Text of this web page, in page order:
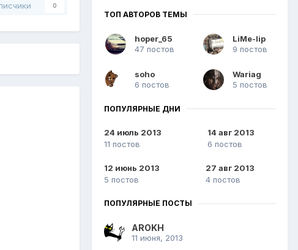
0
ТОП АВТОРОВ ТЕМЫ
hoper_65
47 постов
LiMe-lip
9 постов
soho
6 постов
Wariag
5 постов
ПОПУЛЯРНЫЕ ДНИ
24 июль 2013
11 постов
14 авг 2013
6 постов
12 июнь 2013
5 постов
27 авг 2013
4 постов
ПОПУЛЯРНЫЕ ПОСТЫ
AROKH
11 июня, 2013